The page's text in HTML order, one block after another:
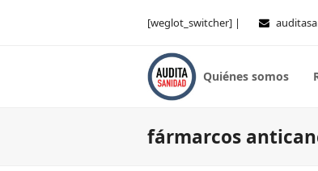
[weglot_switcher] |
Quiénes somos
fármarcos